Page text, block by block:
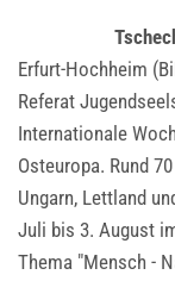
Erfurt-Hochheim
Referat
Internationale
Osteuropa. Rund
Ungarn, Lettland
Juli bis 3. August
Thema "Mensch -